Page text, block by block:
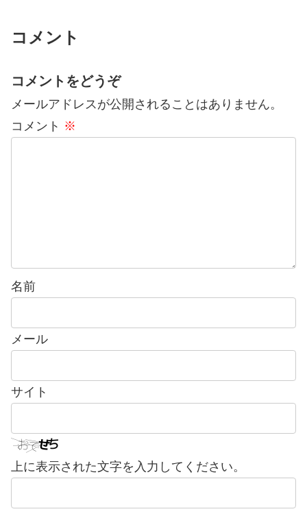
コメント
コメントをどうぞ
メールアドレスが公開されることはありません。
コメント ※
名前
メール
サイト
上に表示された文字を入力してください。